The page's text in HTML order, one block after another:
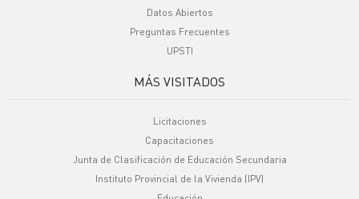
Datos Abiertos
Preguntas Frecuentes
UPSTI
MÁS VISITADOS
Licitaciones
Capacitaciones
Junta de Clasificación de Educación Secundaria
Instituto Provincial de la Vivienda (IPV)